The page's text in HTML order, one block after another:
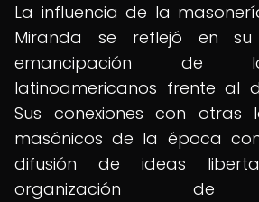
La influencia de la
Miranda se reflejó en
emancipación de
latinoamericanos frente al
Sus conexiones con otras
masónicos de la época
difusión de ideas
organización de